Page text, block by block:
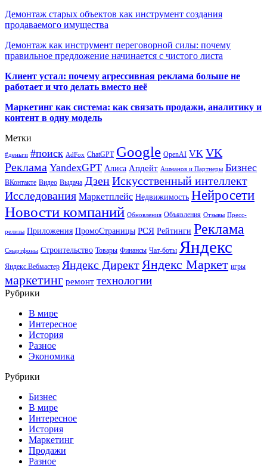
Демонтаж старых объектов как инструмент создания
продаваемого имущества
Демонтаж как инструмент переговорной силы: почему
правильное предложение начинается с чистого листа
Клиент устал: почему агрессивная реклама больше не
работает и что делать вместо неё
Маркетинг как система: как связать продажи, аналитику и
контент в одну модель
Метки
#деньги #поиск AdFox ChatGPT Google OpenAI VK VK
Реклама YandexGPT Алиса Апдейт Ашманов и Партнеры Бизнес
ВКонтакте Видео Выдача ДзенИскусственный интеллект
Исследования Маркетплейс Недвижимость Нейросети
Новости компаний Обновления Объявления Отзывы Пресс-
релизы Приложения ПромоСтраницы РСЯ Рейтинги Реклама
Смартфоны Строительство Товары Финансы Чат-боты Яндекс
Яндекс.Вебмастер Яндекс Директ Яндекс Маркет игры
маркетинг ремонт технологии
Рубрики
В мире
Интересное
История
Разное
Экономика
Рубрики
Бизнес
В мире
Интересное
История
Маркетинг
Продажи
Разное